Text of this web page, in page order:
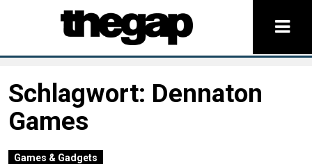
Schlagwort: Dennaton
Games
Games & Gadgets